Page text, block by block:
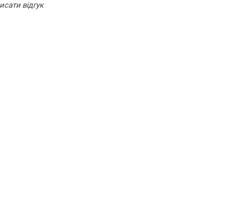
відгук
Мішок поліпропіленовий представлений у наступних
поліпропіленові призначені для збору, зберігання та
замовлення.